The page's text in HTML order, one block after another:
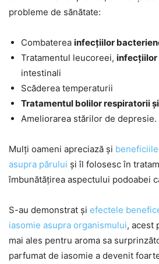
probleme de sănătate:
Combaterea infecțiilor
Tratamentul leucoreei, infecțiilor
intestinali
Scăderea temperaturii
Tratamentul bolilor respiratorii
Ameliorarea stărilor de depresie.
Mulți oameni apreciază și
asupra părului și îl folosesc în
îmbunătățirea aspectului podoabei
S-au demonstrat și efectele
iasomie asupra organismului, acest
mai ales pentru aroma sa
parfumat de iasomie a devenit